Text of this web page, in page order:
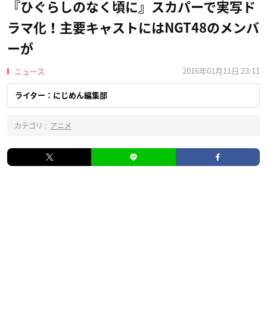
『ひぐらしのなく頃に』スカパーで実写ド
ラマ化！主要キャストにはNGT48のメンバ
ーが
ニュース 2016年01月11日 23:11
ライター：にじめん編集部
カテゴリ : アニメ